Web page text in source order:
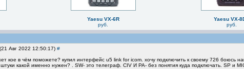
Yaesu VX-6R
руб.
Yaesu VX-
руб.
Авг 2022 12:50:17) #
в чём поможете? купил интерфейс u5 link for icom. хочу подключить к своему 726 боюсь
какой именно нужен? . SW- это телеграф. CIV И PA- без понятия куда подключать. SP и